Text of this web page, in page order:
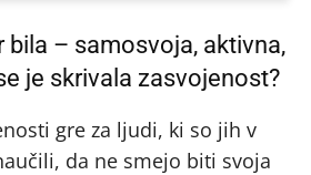
bila – samosvoja, aktivna,
je skrivala zasvojenost?
gre za ljudi, ki so jih v
da ne smejo biti svoja